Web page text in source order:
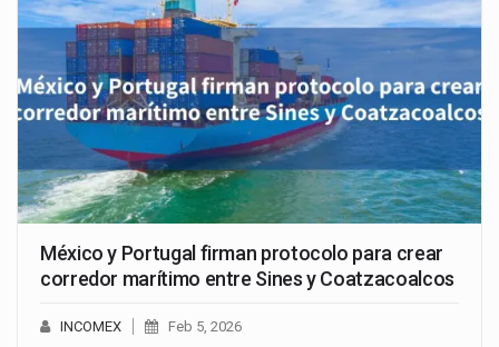
México y Portugal firman protocolo para crear
corredor marítimo entre Sines y Coatzacoalcos
INCOMEX Feb 5, 2026